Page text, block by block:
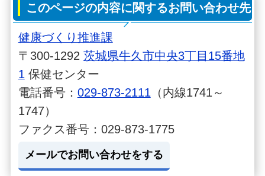
このページの内容に関するお問い合わせ先
健康づくり推進課
〒300-1292 茨城県牛久市中央3丁目15番地
1 保健センター
電話番号： 029-873-2111 （内線1741～
1747）
ファクス番号：029-873-1775
メールでお問い合わせをする